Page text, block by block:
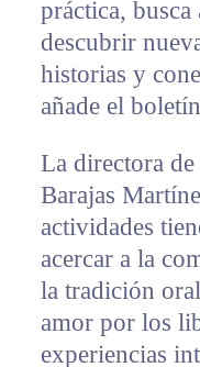
práctica, busca
descubrir
historias y
añade el
La directora
Barajas
actividades
acercar a la
la tradición
amor por los
experiencias